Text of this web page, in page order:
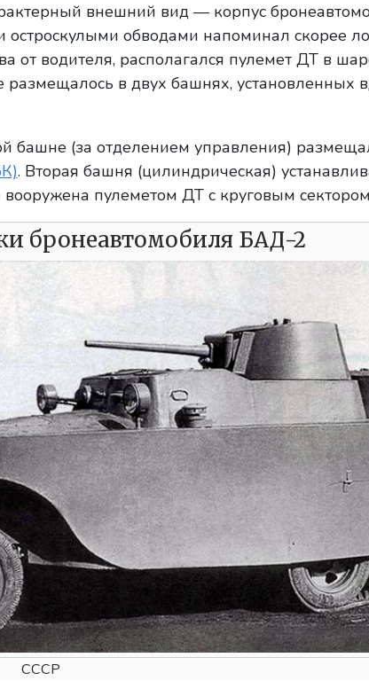
внешний вид — корпус
остроскулыми обводами напоминал скорее
от водителя, располагался пулемет ДТ в
размещалось в двух башнях, установленных
башне (за отделением управления)
. Вторая башня (цилиндрическая)
вооружена пулеметом ДТ с круговым
бронеавтомобиля БАД-2
СССР